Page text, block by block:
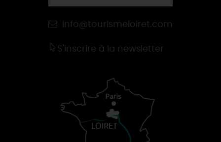
info@tourismeloiret.com
S'inscrire à la newsletter